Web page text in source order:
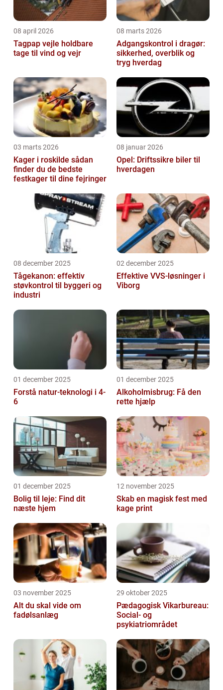
08 april 2026
Tagpap vejle holdbare
tage til vind og vejr
08 marts 2026
Adgangskontrol i dragør:
sikkerhed, overblik og
tryg hverdag
03 marts 2026
Kager i roskilde sådan
finder du de bedste
festkager til dine fejringer
08 januar 2026
Opel: Driftssikre biler til
hverdagen
08 december 2025
Tågekanon: effektiv
støvkontrol til byggeri og
industri
02 december 2025
Effektive VVS-løsninger i
Viborg
01 december 2025
Forstå natur-teknologi i 4-
6
01 december 2025
Alkoholmisbrug: Få den
rette hjælp
01 december 2025
Bolig til leje: Find dit
næste hjem
12 november 2025
Skab en magisk fest med
kage print
03 november 2025
Alt du skal vide om
fadølsanlæg
29 oktober 2025
Pædagogisk Vikarbureau:
Social- og
psykiatriområdet